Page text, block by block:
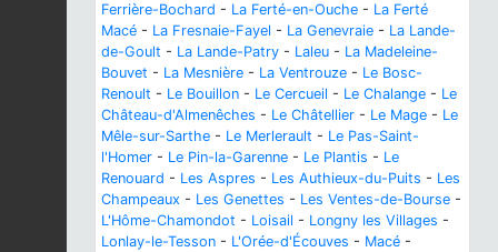
Ferrière-Bochard - La Ferté-en-Ouche - La Ferté
Macé - La Fresnaie-Fayel - La Genevraie - La Lande-
de-Goult - La Lande-Patry - Laleu - La Madeleine-
Bouvet - La Mesnière - La Ventrouze - Le Bosc-
Renoult - Le Bouillon - Le Cercueil - Le Chalange - Le
Château-d'Almenêches - Le Châtellier - Le Mage - Le
Mêle-sur-Sarthe - Le Merlerault - Le Pas-Saint-
l'Homer - Le Pin-la-Garenne - Le Plantis - Le
Renouard - Les Aspres - Les Authieux-du-Puits - Les
Champeaux - Les Genettes - Les Ventes-de-Bourse -
L'Hôme-Chamondot - Loisail - Longny les Villages -
Lonlay-le-Tesson - L'Orée-d'Écouves - Macé -